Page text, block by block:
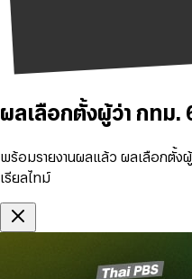
ผลเลือกตั้งผู้ว่า กทม.
พร้อมรายงานผลแล้ว ผลเลือกตั้ง
เรียลไทม์